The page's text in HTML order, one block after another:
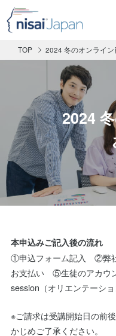
TOP 2024 冬のオンライ
2024
本申込みご記入後の流れ
①申込フォーム記入 ②弊
お支払い ⑤生徒のアカウ
session（オリエンテーシ
※ご請求は受講開始日の前
かじめご了承ください。